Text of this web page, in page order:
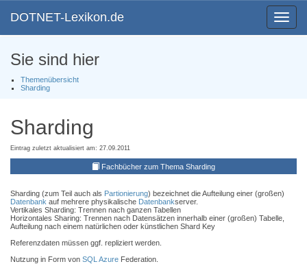
Toggle
DOTNET-Lexikon.de
Sie sind hier
Themenübersicht
Sharding
Sharding
Eintrag zuletzt aktualisiert am: 27.09.2011
Fachbücher zum Thema Sharding
Sharding (zum Teil auch als Partionierung) bezeichnet die Aufteilung einer (großen)
Datenbank auf mehrere physikalische Datenbankserver.
Vertikales Sharding: Trennen nach ganzen Tabellen
Horizontales Sharing: Trennen nach Datensätzen innerhalb einer (großen) Tabelle,
Aufteilung nach einem natürlichen oder künstlichen Shard Key
Referenzdaten müssen ggf. repliziert werden.
Nutzung in Form von SQL Azure Federation.